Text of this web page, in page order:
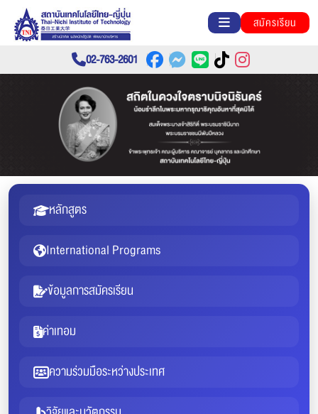
สมัครเรียน
02-763-2601
หลักสูตร
International Programs
ข้อมูลการสมัครเรียน
ค่าเทอม
ความร่วมมือระหว่างประเทศ